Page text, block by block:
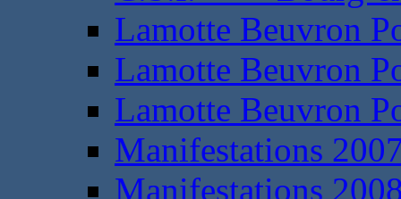
Lamotte Beuvron
Lamotte Beuvron
Lamotte Beuvron
Manifestations
Manifestations